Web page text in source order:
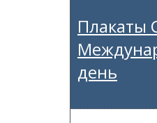
Плакаты
день